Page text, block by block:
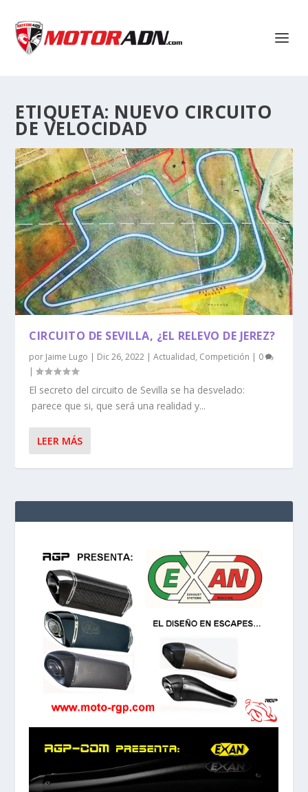
ETIQUETA: NUEVO CIRCUITO
DE VELOCIDAD
CIRCUITO DE SEVILLA, ¿EL RELEVO DE JEREZ?
por Jaime Lugo | Dic 26, 2022 |Actualidad, Competición | 0
|
El secreto del circuito de Sevilla se ha desvelado:
parece que si, que será una realidad y...
LEER MÁS